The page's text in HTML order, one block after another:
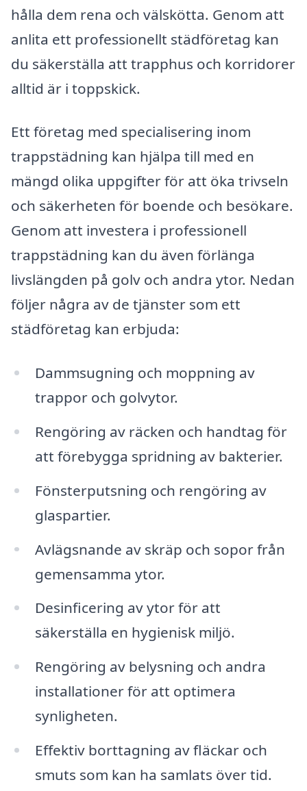
hålla dem rena och välskötta. Genom att
anlita ett professionellt städföretag kan
du säkerställa att trapphus och korridorer
alltid är i toppskick.
Ett företag med specialisering inom
trappstädning kan hjälpa till med en
mängd olika uppgifter för att öka trivseln
och säkerheten för boende och besökare.
Genom att investera i professionell
trappstädning kan du även förlänga
livslängden på golv och andra ytor. Nedan
följer några av de tjänster som ett
städföretag kan erbjuda:
Dammsugning och moppning av
trappor och golvytor.
Rengöring av räcken och handtag för
att förebygga spridning av bakterier.
Fönsterputsning och rengöring av
glaspartier.
Avlägsnande av skräp och sopor från
gemensamma ytor.
Desinficering av ytor för att
säkerställa en hygienisk miljö.
Rengöring av belysning och andra
installationer för att optimera
synligheten.
Effektiv borttagning av fläckar och
smuts som kan ha samlats över tid.